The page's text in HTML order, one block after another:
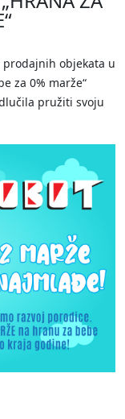
prodajnih objekata u
za 0% marže“
pružiti svoju